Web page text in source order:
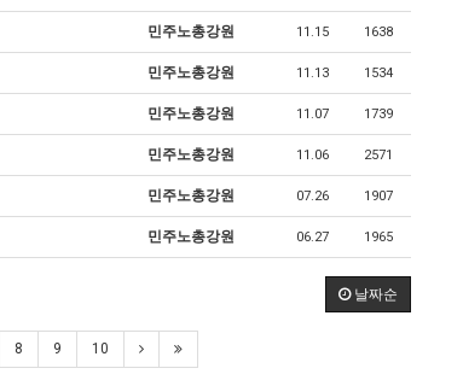
민주노총강원 11.15 1638
민주노총강원 11.13 1534
민주노총강원 11.07 1739
민주노총강원 11.06 2571
민주노총강원 07.26 1907
민주노총강원 06.27 1965
날짜순
8 9 10